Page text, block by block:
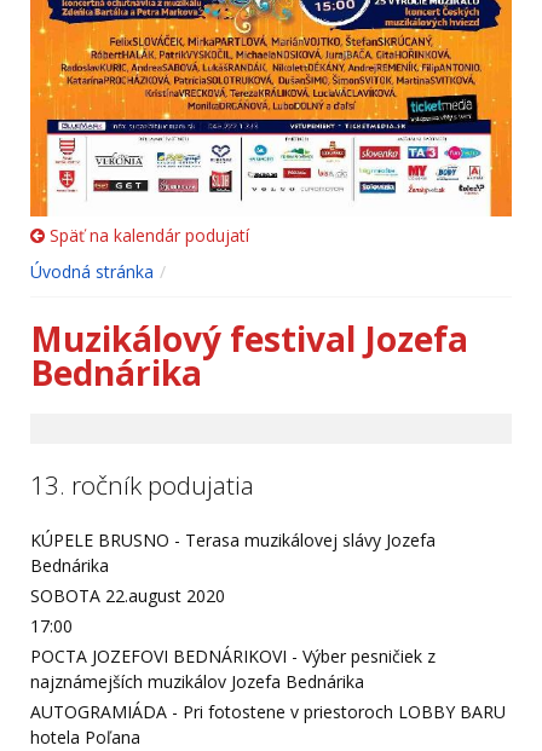
Späť na kalendár podujatí
Úvodná stránka
Muzikálový festival Jozefa
Bednárika
13. ročník podujatia
KÚPELE BRUSNO - Terasa muzikálovej slávy Jozefa
Bednárika
SOBOTA 22.august 2020
17:00
POCTA JOZEFOVI BEDNÁRIKOVI - Výber pesničiek z
najznámejších muzikálov Jozefa Bednárika
AUTOGRAMIÁDA - Pri fotostene v priestoroch LOBBY BARU
hotela Poľana